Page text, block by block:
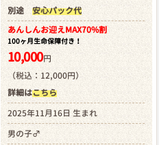
別途 安心パック代
あんしんお迎えMAX70%割
100ヶ月生命保障付き！
10,000円
（税込：12,000円）
詳細はこちら
2025年11月16日 生まれ
男の子♂